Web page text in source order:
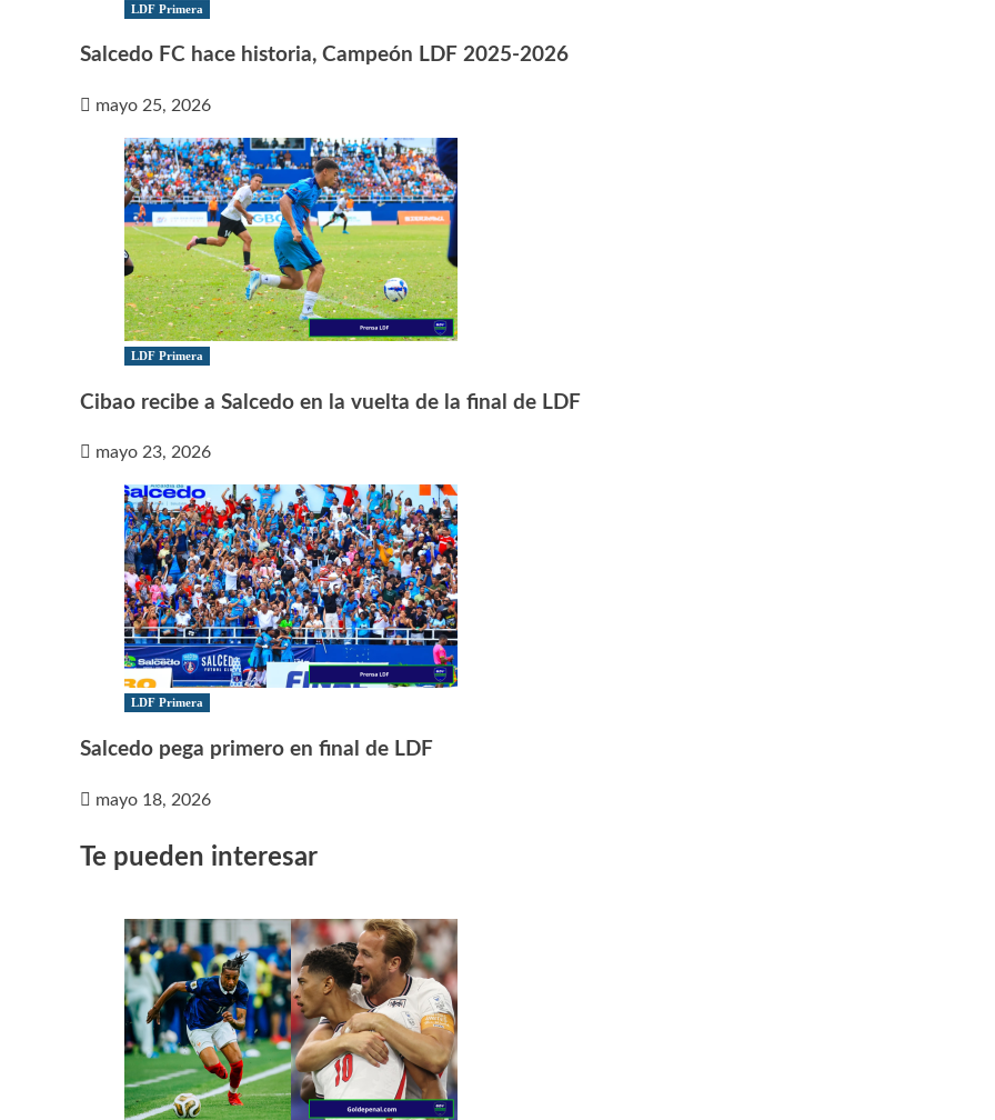
LDF Primera
Salcedo FC hace historia, Campeón LDF 2025-2026
mayo 25, 2026
LDF Primera
Cibao recibe a Salcedo en la vuelta de la final de LDF
mayo 23, 2026
LDF Primera
Salcedo pega primero en final de LDF
mayo 18, 2026
Te pueden interesar